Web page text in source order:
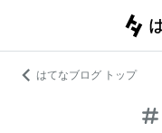
はてなブログ トップ